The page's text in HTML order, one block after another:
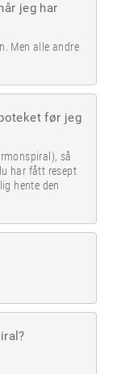
jeg har
Men alle andre
før jeg
så
har fått resept
hente den